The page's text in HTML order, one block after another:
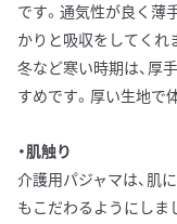
です。通気性が良く薄
かりと吸収をしてくれ
冬など寒い時期は、厚
すめです。厚い生地で
・肌触り
介護用パジャマは、肌
もこだわるようにしま